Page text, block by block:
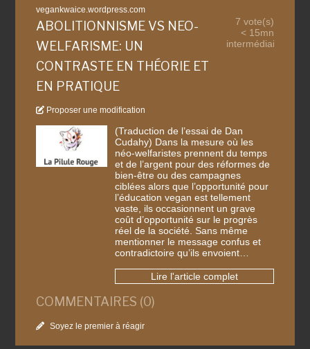
vegankwaice.wordpress.com
ABOLITIONNISME VS NEO-
WELFARISME: UN
CONTRASTE EN THÉORIE ET
EN PRATIQUE
Proposer une modification
7 vote(s)
< 15mn
intermédiaire
(Traduction de l’essai de Dan
Cudahy) Dans la mesure où les
néo-welfaristes prennent du temps
et de l’argent pour des réformes de
bien-être ou des campagnes
ciblées alors que l’opportunité pour
l’éducation vegan est tellement
vaste, ils occasionnent un grave
coût d’opportunité sur le progrès
réel de la société. Sans même
mentionner le message confus et
contradictoire qu’ils envoient…
Lire l'article complet
COMMENTAIRES (0)
Soyez le premier à réagir